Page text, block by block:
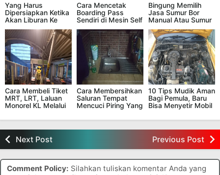
Yang Harus
Dipersiapkan Ketika
Akan Liburan Ke
Cara Mencetak
Boarding Pass
Sendiri di Mesin Self
Bandara
Bingung Memilih
Jasa Sumur Bor
Manual Atau Sumur
Cara Membeli Tiket
MRT, LRT, Laluan
Monorel KL Melalui
Tiket di Malaysia
Cara Membersihkan
Saluran Tempat
Mencuci Piring Yang
Mudah Sekali
10 Tips Mudik Aman
Bagi Pemula, Baru
Bisa Menyetir Mobil
Next Post Previous Post
Comment Policy: Silahkan tuliskan komentar Anda yang